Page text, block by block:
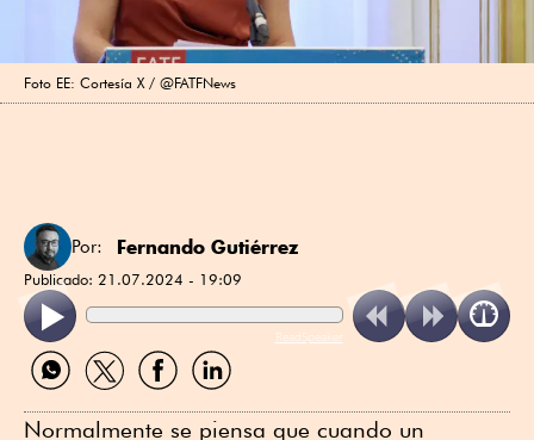
Foto EE: Cortesía X / @FATFNews
Por: Fernando Gutiérrez
Publicado: 21.07.2024 - 19:09
ReadSpeaker
Compartir
por
Compartir
por
Compartir
por
Compartir
por
Normalmente se piensa que cuando un